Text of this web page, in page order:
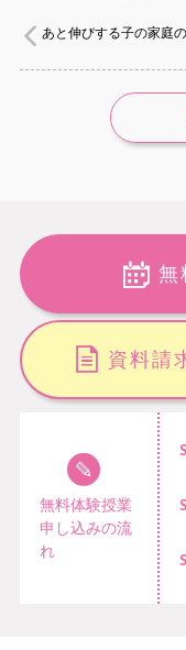
あと伸びする子の家庭
無
資料請
無料体験授業
申し込みの流
れ